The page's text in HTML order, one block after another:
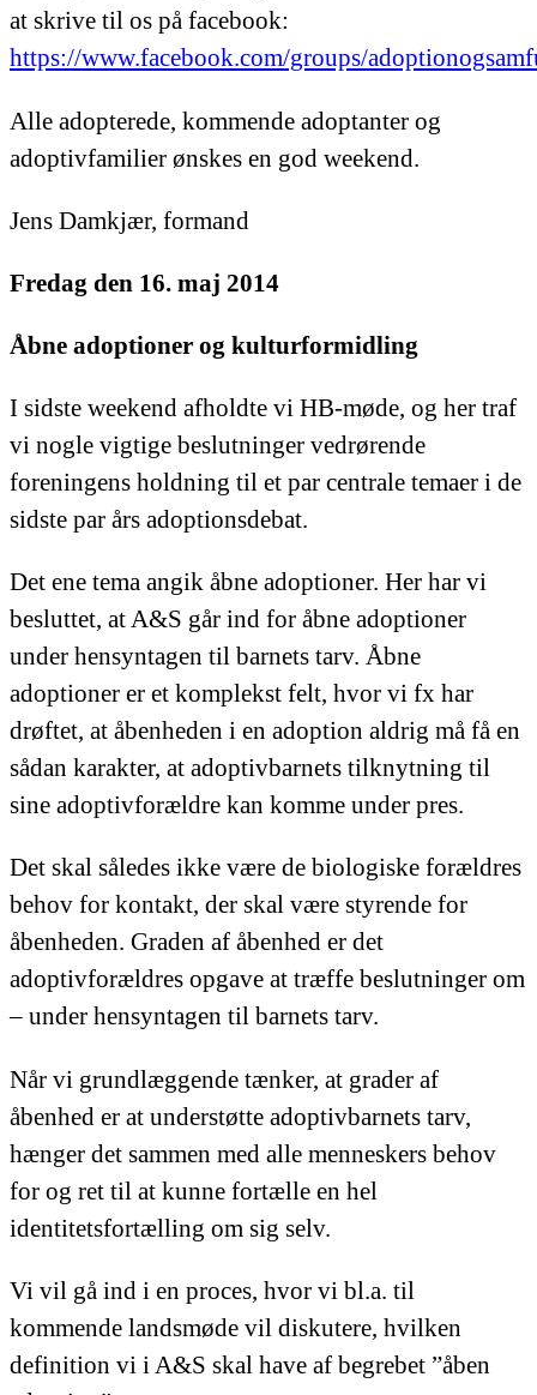
at skrive til os på facebook:
https://www.facebook.com/groups/
Alle adopterede, kommende adoptanter og
adoptivfamilier ønskes en god weekend.
Jens Damkjær, formand
Fredag den 16. maj 2014
Åbne adoptioner og kulturformidling
I sidste weekend afholdte vi HB-møde, og her traf
vi nogle vigtige beslutninger vedrørende
foreningens holdning til et par centrale temaer i de
sidste par års adoptionsdebat.
Det ene tema angik åbne adoptioner. Her har vi
besluttet, at A&S går ind for åbne adoptioner
under hensyntagen til barnets tarv. Åbne
adoptioner er et komplekst felt, hvor vi fx har
drøftet, at åbenheden i en adoption aldrig må få en
sådan karakter, at adoptivbarnets tilknytning til
sine adoptivforældre kan komme under pres.
Det skal således ikke være de biologiske forældres
behov for kontakt, der skal være styrende for
åbenheden. Graden af åbenhed er det
adoptivforældres opgave at træffe beslutninger om
– under hensyntagen til barnets tarv.
Når vi grundlæggende tænker, at grader af
åbenhed er at understøtte adoptivbarnets tarv,
hænger det sammen med alle menneskers behov
for og ret til at kunne fortælle en hel
identitetsfortælling om sig selv.
Vi vil gå ind i en proces, hvor vi bl.a. til
kommende landsmøde vil diskutere, hvilken
definition vi i A&S skal have af begrebet ”åben